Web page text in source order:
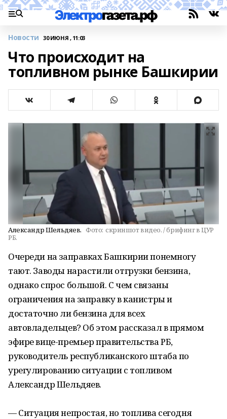
Новости 30 ИЮНЯ , 11:03
Что происходит на
топливном рынке Башкирии
Александр Шельдяев. Фото: скриншот видео. / брифинг в ЦУР
РБ.
Очереди на заправках Башкирии понемногу
тают. Заводы нарастили отгрузки бензина,
однако спрос большой. С чем связаны
ограничения на заправку в канистры и
достаточно ли бензина для всех
автовладельцев? Об этом рассказал в прямом
эфире вице-премьер правительства РБ,
руководитель республиканского штаба по
урегулированию ситуации с топливом
Александр Шельдяев.
— Ситуация непростая, но топлива сегодня